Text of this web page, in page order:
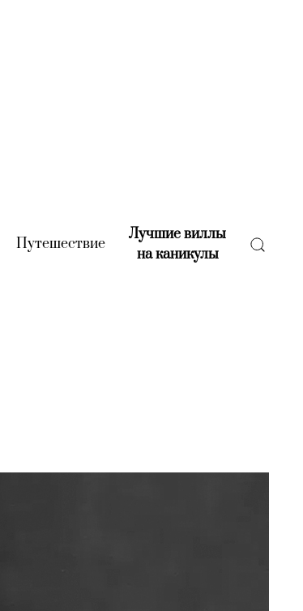
(current)
Путешествие(current)
Лучшие виллы
на каникулы(current)